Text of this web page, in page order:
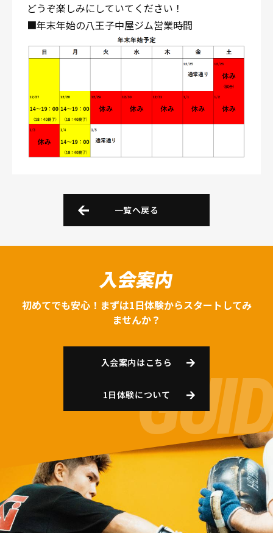
どうぞ楽しみにしていてください！
■年末年始の八王子中屋ジム営業時間
一覧へ戻る
入会案内
初めてでも安心！まずは1日体験からスタートしてみ
ませんか？
入会案内はこちら
1日体験について